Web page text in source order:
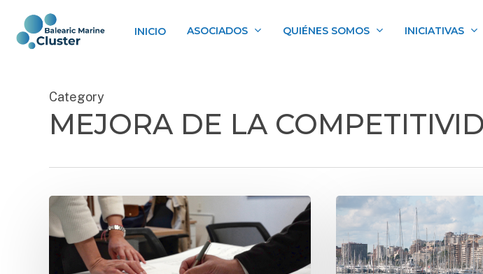
main
INICIO ASOCIADOS QUIÉNES SOMOS INICIATIVAS
Category
MEJORA DE LA